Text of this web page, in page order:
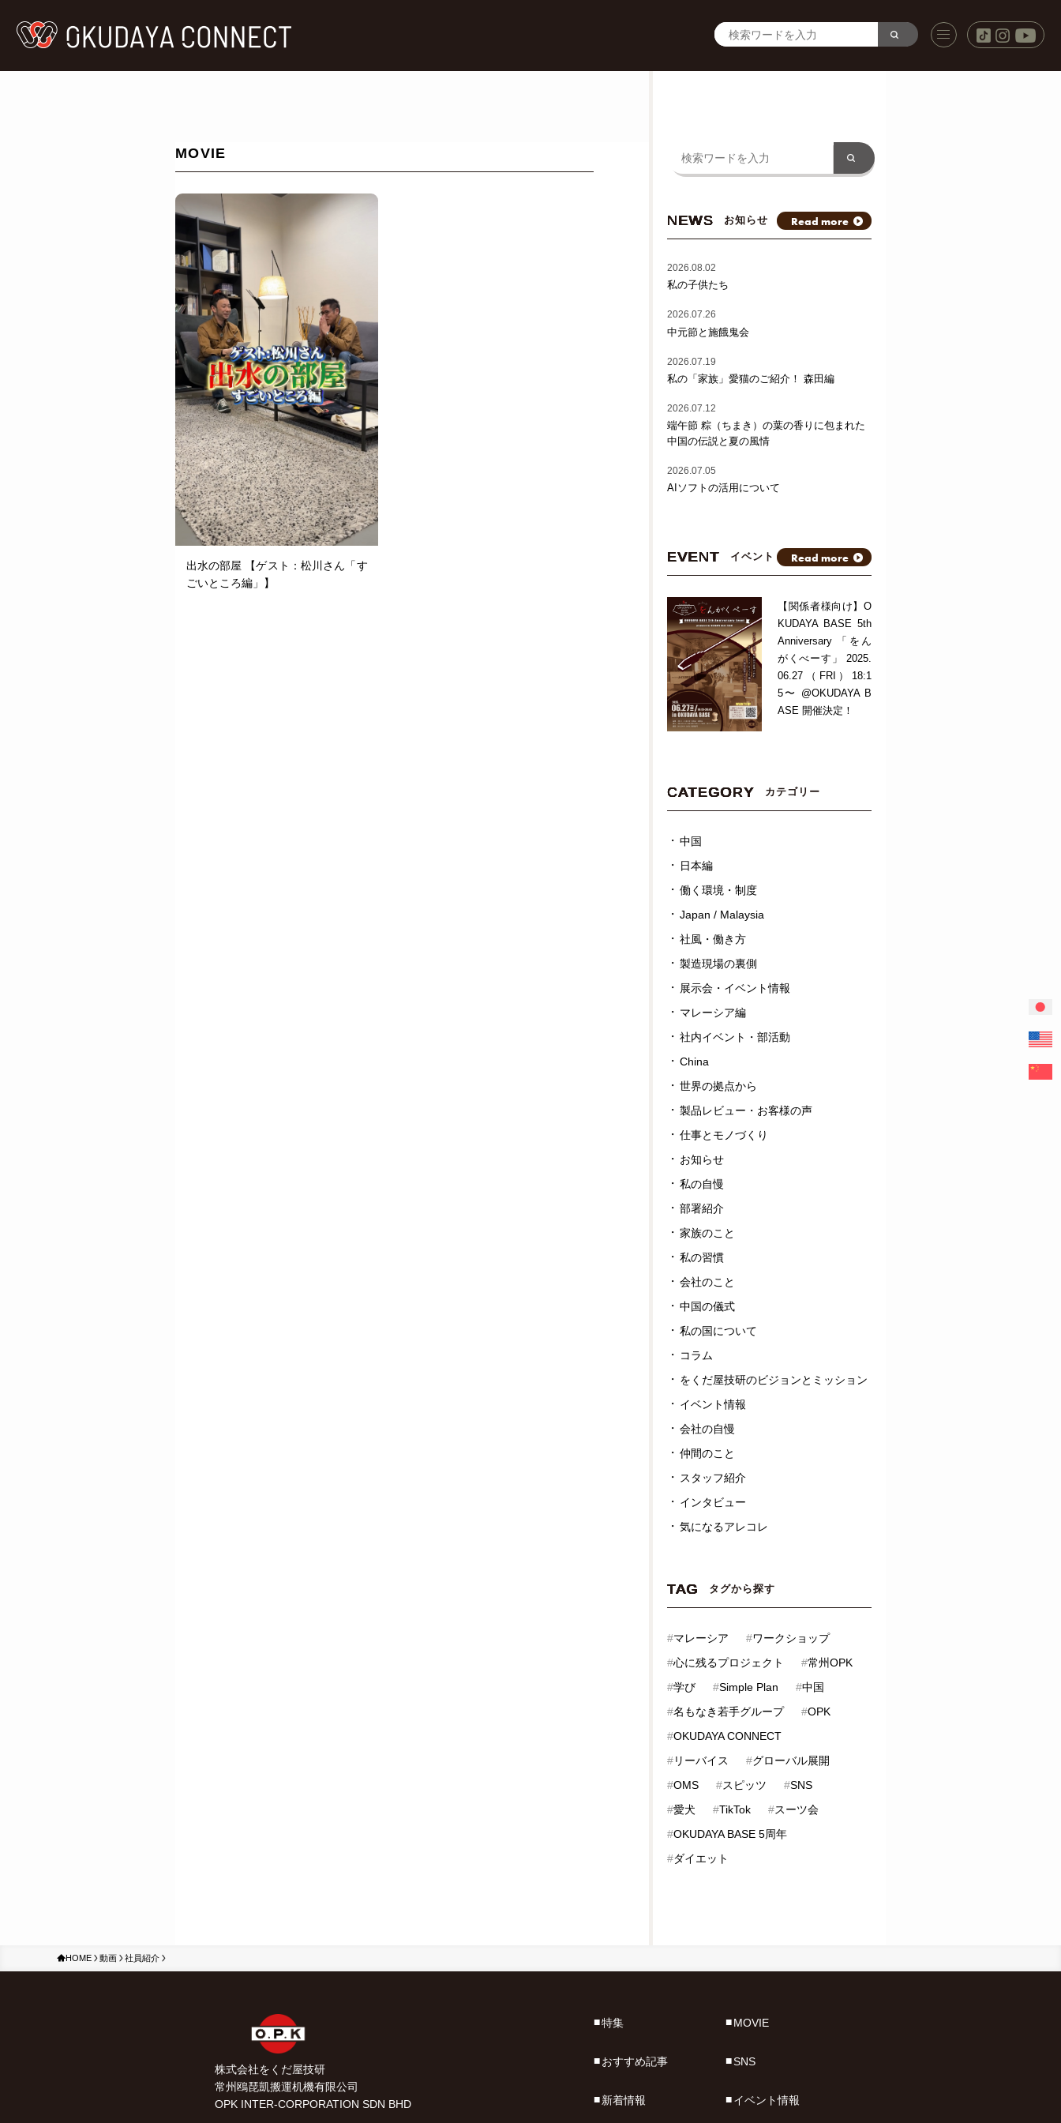
MOVIE
出水の部屋 【ゲスト：松川さん「す
ごいところ編」】
NEWS お知らせ Read more
2026.08.02
私の子供たち
2026.07.26
中元節と施餓鬼会
2026.07.19
私の「家族」愛猫のご紹介！ 森田編
2026.07.12
端午節 粽（ちまき）の葉の香りに包まれた
中国の伝説と夏の風情
2026.07.05
AIソフトの活用について
EVENT イベント Read more
【関係者様向け】O
KUDAYA BASE 5th
Anniversary 「をん
がくべーす」 2025.
06.27（FRI）18:1
5〜 @OKUDAYA B
ASE 開催決定！
CATEGORY カテゴリー
中国
日本編
働く環境・制度
Japan / Malaysia
社風・働き方
製造現場の裏側
展示会・イベント情報
マレーシア編
社内イベント・部活動
China
世界の拠点から
製品レビュー・お客様の声
仕事とモノづくり
お知らせ
私の自慢
部署紹介
家族のこと
私の習慣
会社のこと
中国の儀式
私の国について
コラム
をくだ屋技研のビジョンとミッション
イベント情報
会社の自慢
仲間のこと
スタッフ紹介
インタビュー
気になるアレコレ
TAG タグから探す
#マレーシア #ワークショップ
#心に残るプロジェクト #常州OPK
#学び #Simple Plan #中国
#名もなき若手グループ #OPK
#OKUDAYA CONNECT
#リーバイス #グローバル展開
#OMS #スピッツ #SNS
#愛犬 #TikTok #スーツ会
#OKUDAYA BASE 5周年
#ダイエット
HOME 動画 社員紹介
株式会社をくだ屋技研
常州鴎琵凱搬運机機有限公司
OPK INTER-CORPORATION SDN BHD
特集
おすすめ記事
新着情報
MOVIE
SNS
イベント情報